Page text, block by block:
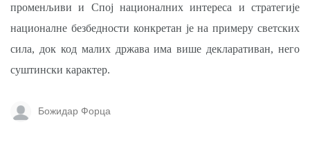
променљиви и Спој националних интереса и стратегије
националне безбедности конкретан је на примеру светских
сила, док код малих држава има више декларативан, него
суштински карактер.
Божидар Форца